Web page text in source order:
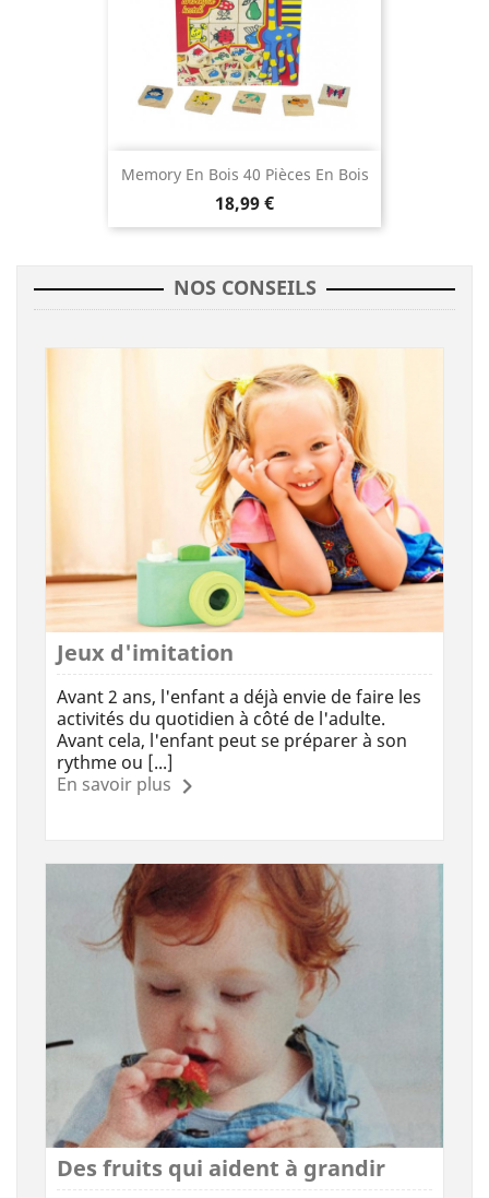
Memory En Bois 40 Pièces En Bois
18,99 €
NOS CONSEILS
Jeux d'imitation
Avant 2 ans, l'enfant a déjà envie de faire les
activités du quotidien à côté de l'adulte.
Avant cela, l'enfant peut se préparer à son
rythme ou [...]
En savoir plus
Des fruits qui aident à grandir